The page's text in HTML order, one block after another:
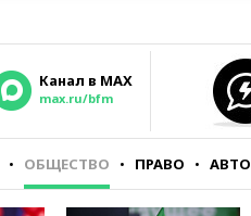
Канал в MAX
max.ru/bfm
ОБЩЕСТВО ПРАВО АВТО